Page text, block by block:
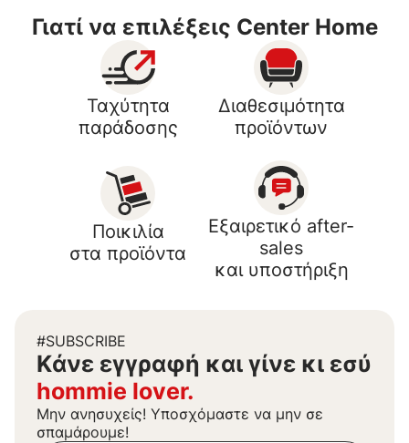
Γιατί να επιλέξεις Center Home
Ταχύτητα
παράδοσης
Διαθεσιμότητα
προϊόντων
Ποικιλία
στα προϊόντα
Εξαιρετικό after-
sales
και υποστήριξη
#SUBSCRIBE
Kάνε εγγραφή και γίνε κι εσύ
hommie lover.
Μην ανησυχείς! Υποσχόμαστε να μην σε
σπαμάρουμε!